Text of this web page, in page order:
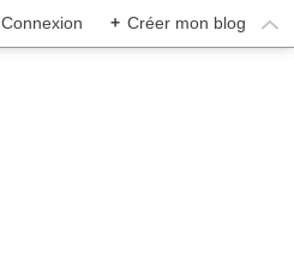
Connexion + Créer mon blog